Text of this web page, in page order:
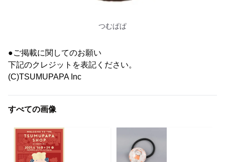
つむぱぱ
●ご掲載に関してのお願い
下記のクレジットを表記ください。
(C)TSUMUPAPA Inc
すべての画像